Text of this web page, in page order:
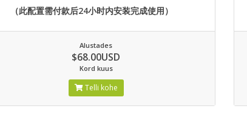
（此配置需付款后24小时内安装完成使用）
Alustades
$68.00USD
Kord kuus
Telli kohe